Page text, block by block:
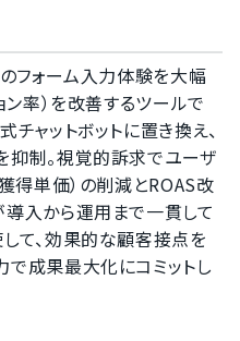
フォーム入力体験を大幅
ン率）を改善するツールで
ャットボットに置き換え、
抑制。視覚的訴求でユーザ
得単価）の削減とROAS改
入から運用まで一貫して
て、効果的な顧客接点を
成果最大化にコミットし